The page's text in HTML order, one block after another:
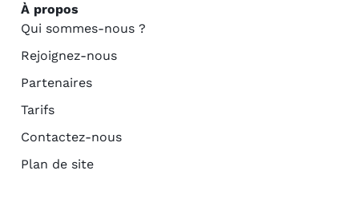
À propos
Qui sommes-nous ?
Rejoignez-nous
Partenaires
Tarifs
Contactez-nous
Plan de site